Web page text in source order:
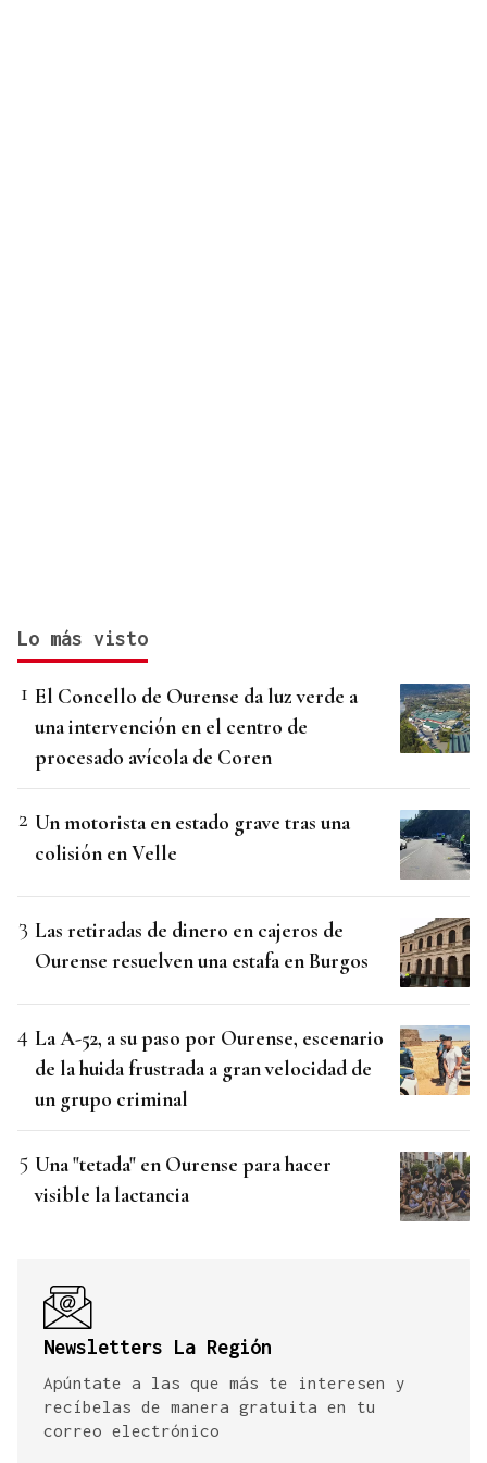
Lo más visto
El Concello de Ourense da luz verde a
una intervención en el centro de
procesado avícola de Coren
Un motorista en estado grave tras una
colisión en Velle
Las retiradas de dinero en cajeros de
Ourense resuelven una estafa en Burgos
La A-52, a su paso por Ourense, escenario
de la huida frustrada a gran velocidad de
un grupo criminal
Una "tetada" en Ourense para hacer
visible la lactancia
Newsletters La Región
Apúntate a las que más te interesen y
recíbelas de manera gratuita en tu
correo electrónico